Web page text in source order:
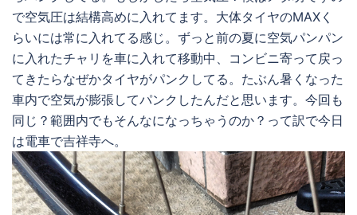
で空気圧は結構高めに入れてます。大体タイヤのMAXく
らいには常に入れてる感じ。ずっと前の夏に空気パンパン
に入れたチャリを車に入れて移動中、コンビニ寄って戻っ
てきたらなぜかタイヤがパンクしてる。たぶん暑くなった
車内で空気が膨張してパンクしたんだと思います。今回も
同じ？範囲内でもそんなになっちゃうのか？って訳で今日
は電車で吉祥寺へ。